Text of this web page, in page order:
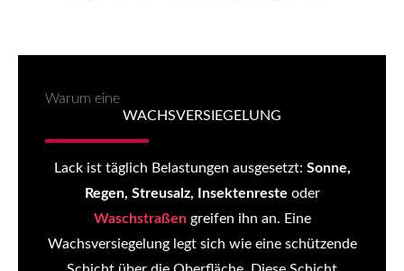
Warum eine
WACHSVERSIEGELUNG
Lack ist täglich Belastungen ausgesetzt: Sonne,
Regen, Streusalz, Insektenreste oder
Waschstraßengreifen ihn an. Eine
Wachsversiegelung legt sich wie eine schützende